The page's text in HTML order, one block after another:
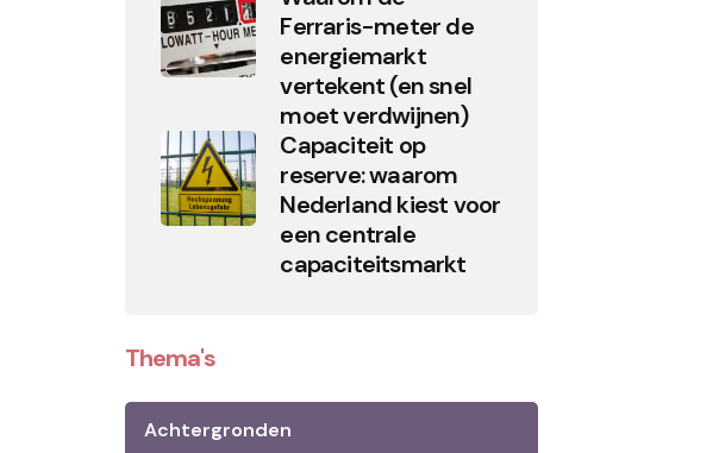
Ferraris-meter de
energiemarkt
vertekent (en snel
moet verdwijnen)
Capaciteit op
reserve: waarom
Nederland kiest voor
een centrale
capaciteitsmarkt
Thema's
Achtergronden